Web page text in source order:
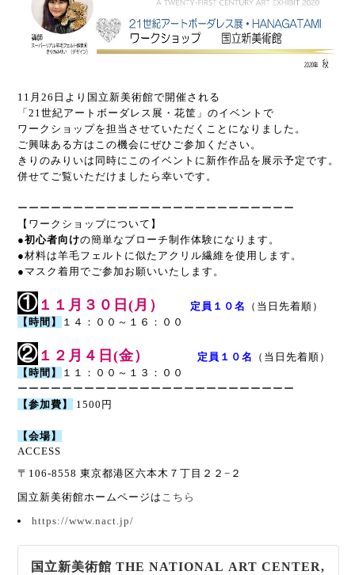
11月26日より国立新美術館で開催される
「21世紀アートボーダレス展・花筐」のイベントで
ワークショップを担当させていただくことになりました。
ご興味ある方はこの機会にぜひご参加ください。
きりのみりいは同時にこのイベントに新作作品を展示予定です。
併せてご覧いただけましたら幸いです。
ーーーーーーーーーーーーーーーーーーーーーーーーー
【ワークショップについて】
●初心者向けの簡単なブローチ制作体験になります。
●材料は羊毛フェルトに似たアクリル繊維を使用します。
●マスク着用でご参加お願いいたします。
① １１ 月３０ 日(月） 定員１０名
（当日先着順）
【時間】
１４：００～１６：００
② １２ 月４ 日(金） 定員１０名
（当日先着順）
【時間】
１１：００～１３：００
ーーーーーーーーーーーーーーーーーーーーーーーーー
【参加費】
1500円
【会場】
ACCESS
〒106-8558 東京都港区六本木７丁目２２−２
国立新美術館ホームページは こちら
https://www.nact.jp/
国立新美術館 THE NATIONAL ART CENTER,